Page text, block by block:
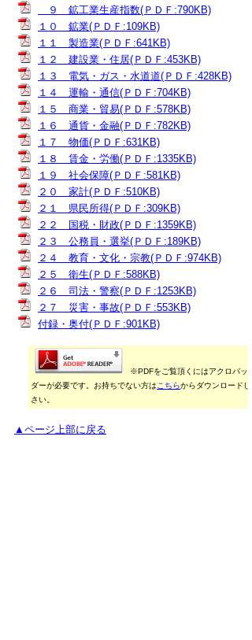
９ 鉱工業生産指数(ＰＤＦ:790KB)
１０ 鉱業(ＰＤＦ:109KB)
１１ 製造業(ＰＤＦ:641KB)
１２ 建設業・住居(ＰＤＦ:453KB)
１３ 電気・ガス・水道道(ＰＤＦ:428KB)
１４ 運輸・通信(ＰＤＦ:704KB)
１５ 商業・貿易(ＰＤＦ:578KB)
１６ 通貨・金融(ＰＤＦ:782KB)
１７ 物価(ＰＤＦ:631KB)
１８ 賃金・労働(ＰＤＦ:1335KB)
１９ 社会保障(ＰＤＦ:581KB)
２０ 家計(ＰＤＦ:510KB)
２１ 県民所得(ＰＤＦ:309KB)
２２ 国税・財政(ＰＤＦ:1359KB)
２３ 公務員・選挙(ＰＤＦ:189KB)
２４ 教育・文化・宗教(ＰＤＦ:974KB)
２５ 衛生(ＰＤＦ:588KB)
２６ 司法・警察(ＰＤＦ:1253KB)
２７ 災害・事故(ＰＤＦ:553KB)
付録・奥付(ＰＤＦ:901KB)
※PDFをご覧頂くにはアクロバッ
ダーが必要です。お持ちでない方は こちらからダウンロードし
さい。
▲ページ上部に戻る